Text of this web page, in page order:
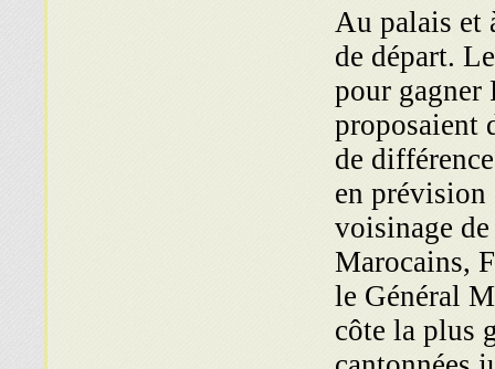
Au palais et
de départ.
pour gagner
proposaient
de
en prévision
voisinage
Marocains,
le Général
côte la plus